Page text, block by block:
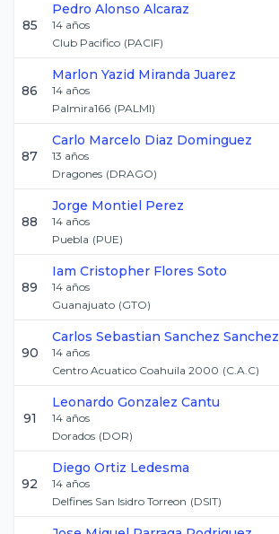
85
Pedro Alonso Alcaraz
14 años
Club Pacifico (PACIF)
86
Marlon Yazid Miranda Juarez
14 años
Palmira166 (PALMI)
87
Carlo Marcelo Diaz Dominguez
13 años
Dragones (DRAGO)
88
Jorge Montiel Perez
14 años
Puebla (PUE)
89
Iam Cristopher Flores Soto
14 años
Guanajuato (GTO)
90
Carlos Sebastian Sanchez Sanchez
14 años
Centro Acuatico Coahuila 2000 (C.A.C)
91
Leonardo Gonzalez Cantu
14 años
Dorados (DOR)
92
Diego Ortiz Ledesma
14 años
Delfines San Isidro Torreon (DSIT)